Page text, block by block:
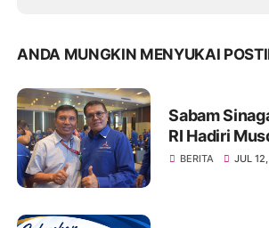
ANDA MUNGKIN MENYUKAI
Sabam
RI Hadiri
2026 DPD
BERITA JUL